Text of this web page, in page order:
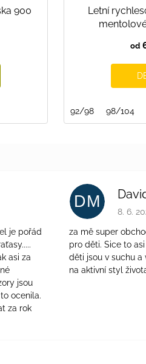
900
Letní
od
92/98 98/104
4 z 5 hvězdiček.
je pořád
asi za
jsou
ocenila.
za rok
DM
8. 6.
za mě super
pro děti. Sice to
děti jsou v suchu a
na aktivní styl